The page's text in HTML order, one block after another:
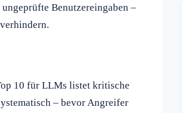
Benutzereingaben –
10 für LLMs listet kritische
– bevor Angreifer